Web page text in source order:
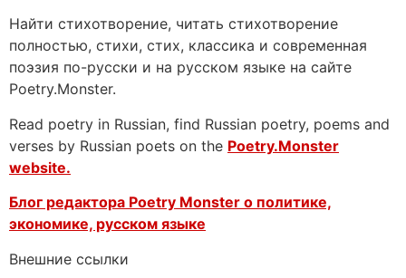
Найти стихотворение, читать стихотворение
полностью, стихи, стих, классика и современная
поэзия по-русски и на русском языке на сайте
Poetry.Monster.
Read poetry in Russian, find Russian poetry, poems and
verses by Russian poets on the Poetry.Monster
website.
Блог редактора Poetry Monster о политике,
экономике, русском языке
Внешние ссылки